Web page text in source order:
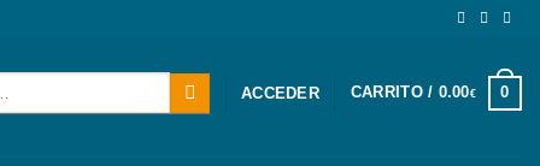
ACCEDER CARRITO / 0.00€ 0